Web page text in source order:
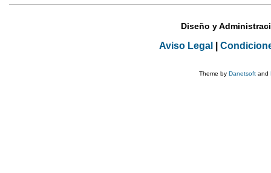
Diseño y
Aviso Legal
Theme by Danetsoft and